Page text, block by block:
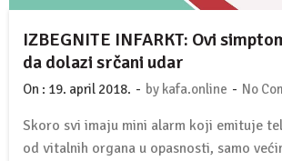
IZBEGNITE INFARKT: Ovi
da dolazi srčani udar
On : 19. april 2018. - by kafa.online - No
Skoro svi imaju mini alarm koji emituje
od vitalnih organa u opasnosti, samo